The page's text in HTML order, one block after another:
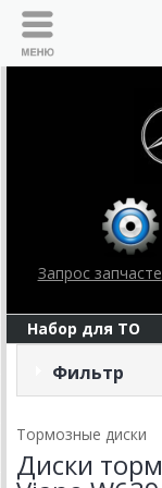
Запрос
Набор для ТО
Фильтр
Тормозные диски
Диски